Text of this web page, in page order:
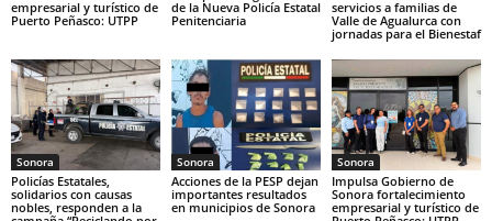
empresarial y turístico de
Puerto Peñasco: UTPP
de la Nueva Policía Estatal
Penitenciaria
servicios a familias de
Valle de Agualurca con
jornadas para el Bienestaf
Sonora
Policías Estatales,
solidarios con causas
nobles, responden a la
Sonora
Acciones de la PESP dejan
importantes resultados
en municipios de Sonora
Sonora
Impulsa Gobierno de
Sonora fortalecimiento
empresarial y turístico de